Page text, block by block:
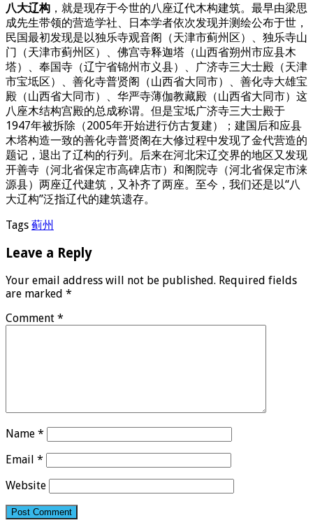
八大辽构 ，就是现存于今世的八座辽代木构建筑。最早由梁思
成先生带领的营造学社、日本学者依次发现并测绘公布于世，
民国最初发现是以独乐寺观音阁（天津市蓟州区）、独乐寺山
门（天津市蓟州区）、佛宫寺释迦塔（山西省朔州市应县木
塔）、奉国寺（辽宁省锦州市义县）、广济寺三大士殿（天津
市宝坻区）、善化寺普贤阁（山西省大同市）、善化寺大雄宝
殿（山西省大同市）、华严寺薄伽教藏殿（山西省大同市）这
八座木结构宫殿的总成称谓。但是宝坻广济寺三大士殿于
1947年被拆除（2005年开始进行仿古复建）；建国后和应县
木塔构造一致的善化寺普贤阁在大修过程中发现了金代营造的
题记，退出了辽构的行列。后来在河北宋辽交界的地区又发现
开善寺（河北省保定市高碑店市）和阁院寺（河北省保定市涞
源县）两座辽代建筑，又补齐了两座。至今，我们还是以“八
大辽构”泛指辽代的建筑遗存。
Tags 蓟州
Leave a Reply
Your email address will not be published. Required fields
are marked *
Comment *
Name *
Email *
Website